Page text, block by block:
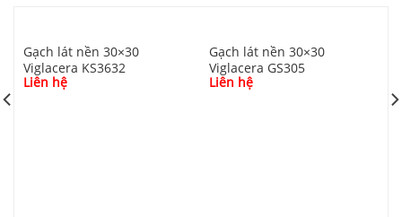
Gạch lát nền 30×30
Viglacera KS3632
Liên hệ
Gạch lát nền 30×30
Viglacera GS305
Liên hệ